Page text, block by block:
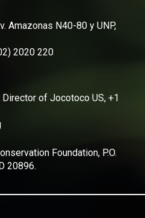
Amazonas N40-80 y UNP,
2020 220
of Jocotoco US, +1
Foundation, P.O.
20896.